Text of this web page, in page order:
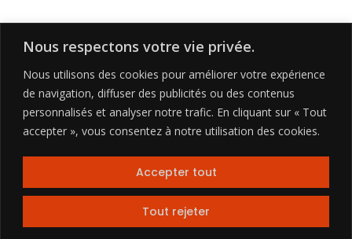
Nous respectons votre vie privée.
Nous utilisons des cookies pour améliorer votre expérience
de navigation, diffuser des publicités ou des contenus
personnalisés et analyser notre trafic. En cliquant sur « Tout
accepter », vous consentez à notre utilisation des cookies.
Tout rejeter
Accepter tout
Copyright © 2026 | friteuses.ca